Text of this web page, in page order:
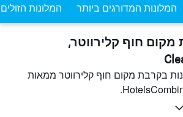
המלונות המדורגים ביותר המלונות
מקום חוף קלירווטר,
בקרבת מקום חוף קלירווטר ממאות